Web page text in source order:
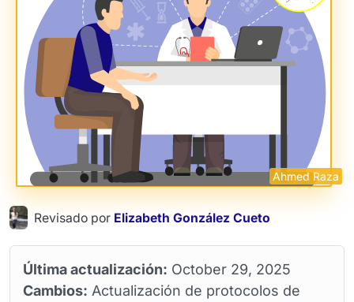
Ahmed Raza
Revisado por Elizabeth González Cueto
Última actualización: October 29, 2025
Cambios: Actualización de protocolos de